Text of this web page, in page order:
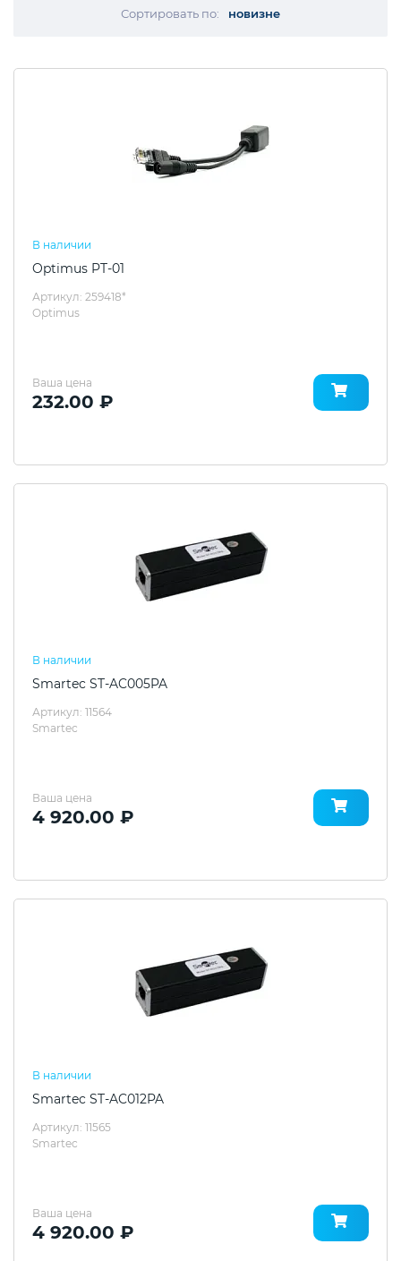
Сортировать по: новизне
В наличии
Optimus PT-01
Артикул: 259418*
Optimus
Ваша цена
232.00 ₽
В наличии
Smartec ST-AC005PA
Артикул: 11564
Smartec
Ваша цена
4 920.00 ₽
В наличии
Smartec ST-AC012PA
Артикул: 11565
Smartec
Ваша цена
4 920.00 ₽